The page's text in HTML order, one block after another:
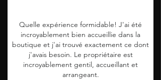
Quelle expérience formidable! J'ai été
incroyablement bien accueillie dans la
boutique et j'ai trouvé exactement ce dont
j'avais besoin. Le propriétaire est
incroyablement gentil, accueillant et
arrangeant.